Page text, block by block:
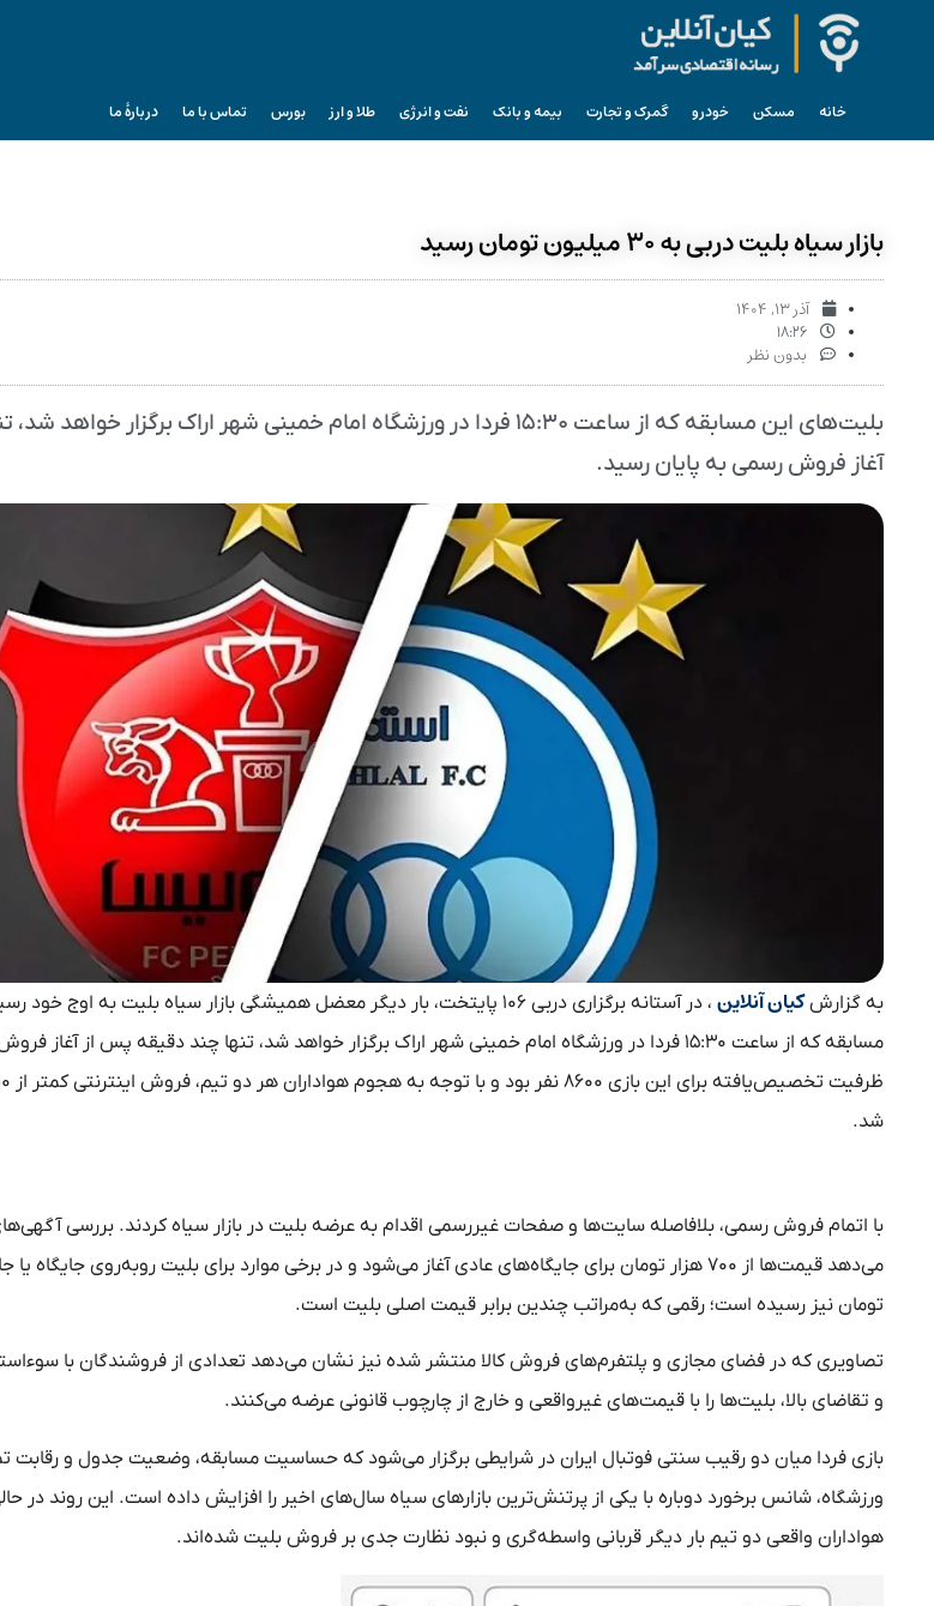
خانه مسکن خودرو گمرک و تجارت بیمه و بانک نفت و انرژی طلا و ارز بورس تماس با ما دربارۀ ما
بازار سیاه بلیت دربی به ۳۰ میلیون تومان رسید
آذر ۱۳, ۱۴۰۴
۱۸:۲۶
بدون نظر
بلیت‌های این مسابقه که از ساعت ۱۵:۳۰ فردا در ورزشگاه امام خمینی شهر اراک
آغاز فروش رسمی به پایان رسید.
به گزارشکیان آنلاین
، در آستانه برگزاری دربی ۱۰۶ پایتخت، بار دیگر معضل همیشگی بازار سیاه بلیت به
مسابقه که از ساعت ۱۵:۳۰ فردا در ورزشگاه امام خمینی شهر اراک برگزار خواهد شد، تنها چند دقیقه پس از
شد.
با اتمام فروش رسمی، بلافاصله سایت‌ها و صفحات غیررسمی اقدام به عرضه بلیت در بازار سیاه کردند. بررسی
تومان نیز رسیده است؛ رقمی که به‌مراتب چندین برابر قیمت اصلی بلیت است.
تصاویری که در فضای مجازی و پلتفرم‌های فروش کالا منتشر شده نیز نشان می‌دهد تعدادی از فروشندگان با
و تقاضای بالا، بلیت‌ها را با قیمت‌های غیرواقعی و خارج از چارچوب قانونی عرضه می‌کنند.
بازی فردا میان دو رقیب سنتی فوتبال ایران در شرایطی برگزار می‌شود که حساسیت مسابقه، وضعیت جدول و رقابت
ورزشگاه، شانس برخورد دوباره با یکی از پرتنش‌ترین بازارهای سیاه سال‌های اخیر را افزایش داده است. این روند در
هواداران واقعی دو تیم بار دیگر قربانی واسطه‌گری و نبود نظارت جدی بر فروش بلیت شده‌اند.